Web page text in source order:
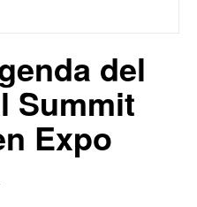
del
Summit
Expo